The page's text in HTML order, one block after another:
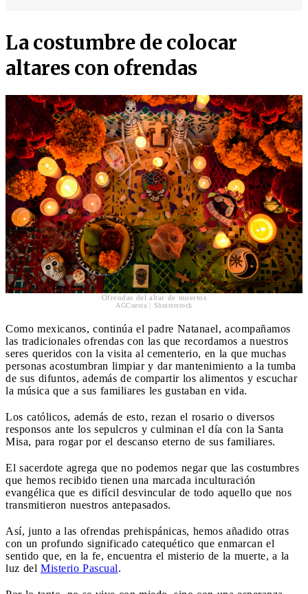
La costumbre de colocar
altares con ofrendas
Ofrendas del altar de muertos
AGCuesta | Shutterstock
Como mexicanos, continúa el padre Natanael, acompañamos
las tradicionales ofrendas con las que recordamos a nuestros
seres queridos con la visita al cementerio, en la que muchas
personas acostumbran limpiar y dar mantenimiento a la tumba
de sus difuntos, además de compartir los alimentos y escuchar
la música que a sus familiares les gustaban en vida.
Los católicos, además de esto, rezan el rosario o diversos
responsos ante los sepulcros y culminan el día con la Santa
Misa, para rogar por el descanso eterno de sus familiares.
El sacerdote agrega que no podemos negar que las costumbres
que hemos recibido tienen una marcada inculturación
evangélica que es difícil desvincular de todo aquello que nos
transmitieron nuestros antepasados.
Así, junto a las ofrendas prehispánicas, hemos añadido otras
con un profundo significado catequético que enmarcan el
sentido que, en la fe, encuentra el misterio de la muerte, a la
luz del Misterio Pascual.